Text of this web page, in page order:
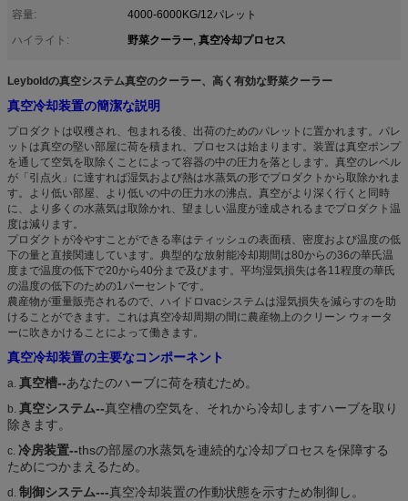
容量:
4000-6000KG/12パレット
ハイライト:
野菜クーラー, 真空冷却プロセス
Leyboldの真空システム真空のクーラー、高く有効な野菜クーラー
真空冷却装置の簡潔な説明
プロダクトは収穫され、包まれる後、出荷のためのパレットに置かれます。パレ
ットは真空の堅い部屋に荷を積まれ、プロセスは始まります。装置は真空ポンプ
を通して空気を取除くことによって容器の中の圧力を落とします。真空のレベル
が「引点火」に達すれば湿気および熱は水蒸気の形でプロダクトから取除かれま
す。より低い部屋、より低いの中の圧力水の沸点。真空がより深く行くと同時
に、より多くの水蒸気は取除かれ、望ましい温度が達成されるまでプロダクト温
度は減ります。
プロダクトが冷やすことができる率はティッシュの表面積、密度および温度の低
下の量と直接関連しています。典型的な放射能冷却期間は80からの36の華氏温
度まで温度の低下で20から40分まで及びます。平均湿気損失は各11程度の華氏
の温度の低下のための1パーセントです。
農産物が重量販売されるので、ハイドロvacシステムは湿気損失を減らすのを助
けることができます。これは真空冷却周期の間に農産物上のクリーン ウォータ
ーに吹きかけることによって働きます。
真空冷却装置の主要なコンポーネント
a. 真空槽--あなたのハーブに荷を積むため。
b. 真空システム--真空槽の空気を、それから冷却しますハーブを取り
除きます。
c. 冷房装置--thsの部屋の水蒸気を連続的な冷却プロセスを保障する
ためにつかまえるため。
d. 制御システム---真空冷却装置の作動状態を示すため制御し。